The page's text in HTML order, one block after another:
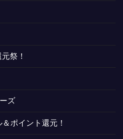
祭！
ズ
ポイント還元！